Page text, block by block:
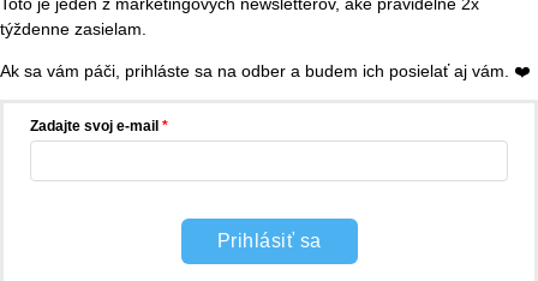
Toto je jeden z marketingových newsletterov, aké pravidelne 2x
týždenne zasielam.
Ak sa vám páči, prihláste sa na odber a budem ich posielať aj vám. ❤️
Zadajte svoj e-mail
Prihlásiť sa